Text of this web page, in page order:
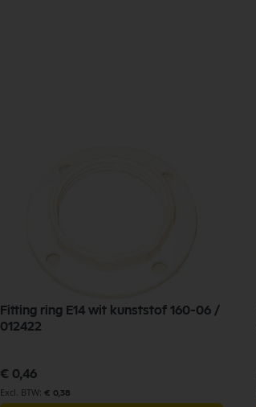
Fitting ring E14 wit kunststof 160-06 /
012422
€ 0,46
€ 0,38